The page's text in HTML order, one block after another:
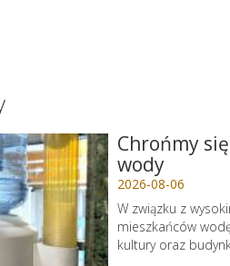
Chrońmy
wody
2026-08-06
W związku z
mieszkańców
kultury oraz